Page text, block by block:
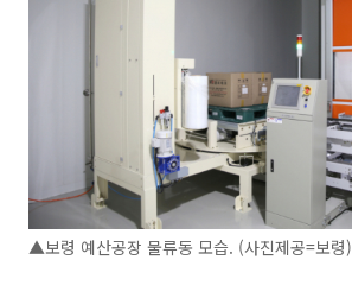
▲보령 예산공장 물류동 모습. (사진제공=보령)